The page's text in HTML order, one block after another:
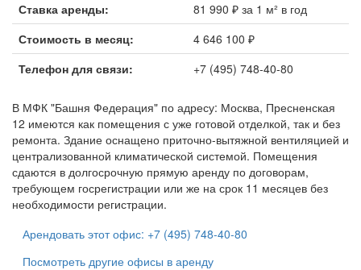
Ставка аренды:
81 990 ₽ за 1 м² в год
Стоимость в месяц:
4 646 100 ₽
Телефон для связи:
+7 (495) 748-40-80
В МФК "Башня Федерация" по адресу: Москва, Пресненская
12 имеются как помещения с уже готовой отделкой, так и без
ремонта. Здание оснащено приточно-вытяжной вентиляцией и
централизованной климатической системой. Помещения
сдаются в долгосрочную прямую аренду по договорам,
требующем госрегистрации или же на срок 11 месяцев без
необходимости регистрации.
Арендовать этот офис: +7 (495) 748-40-80
Посмотреть другие офисы в аренду